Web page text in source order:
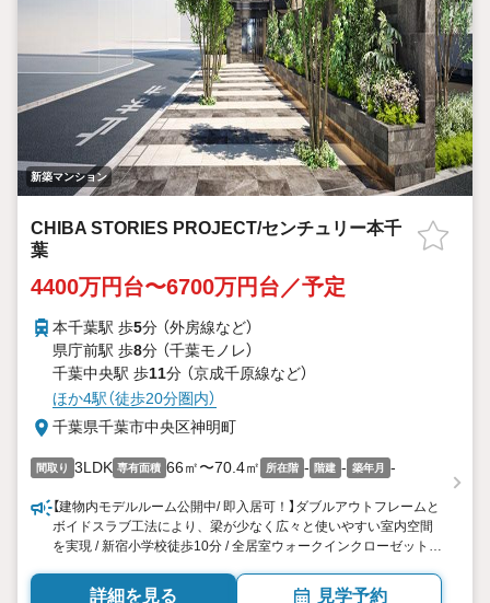
新築マンション
CHIBA STORIES PROJECT/センチュリー本千
葉
4400万円台〜6700万円台／予定
本千葉駅 歩5分 （外房線など）
県庁前駅 歩8分 （千葉モノレ）
千葉中央駅 歩11分 （京成千原線など）
ほか4駅（徒歩20分圏内）
千葉県千葉市中央区神明町
間取り 3LDK 専有面積 66㎡〜70.4㎡ 所在階 - 階建 - 築年月 -
【建物内モデルルーム公開中/ 即入居可！】ダブルアウトフレームと
ボイドスラブ工法により、梁が少なく広々と使いやすい室内空間
を実現 / 新宿小学校徒歩10分 / 全居室ウォークインクローゼット付
詳細を見る 見学予約